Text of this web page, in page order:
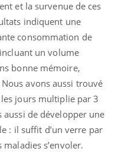
et la survenue de ces
indiquent une
consommation de
un volume
bonne mémoire,
avons aussi trouvé
jours multiplie par 3
aussi de développer une
: il suffit d’un verre par
s’envoler.